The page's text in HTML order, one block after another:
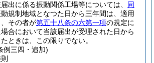
出に係る振動関係工場等については、 同
規制地域となつた日から三年間は、適用
その者が第五十八条の六第一項の規定に
合において当該届出が受理された日から
ときは、この限りでない。
例三四・追加)